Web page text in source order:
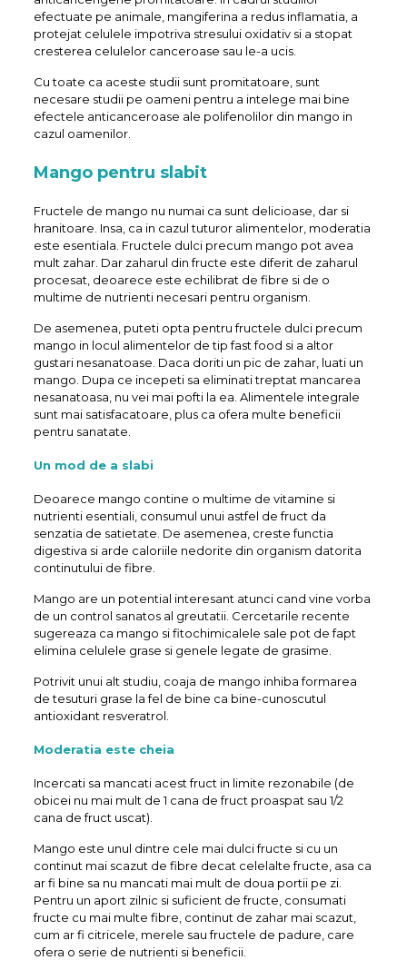
efectuate pe animale, mangiferina a redus inflamatia, a
protejat celulele impotriva stresului oxidativ si a stopat
cresterea celulelor canceroase sau le-a ucis.
Cu toate ca aceste studii sunt promitatoare, sunt
necesare studii pe oameni pentru a intelege mai bine
efectele anticanceroase ale polifenolilor din mango in
cazul oamenilor.
Mango pentru slabit
Fructele de mango nu numai ca sunt delicioase, dar si
hranitoare. Insa, ca in cazul tuturor alimentelor, moderatia
este esentiala. Fructele dulci precum mango pot avea
mult zahar. Dar zaharul din fructe este diferit de zaharul
procesat, deoarece este echilibrat de fibre si de o
multime de nutrienti necesari pentru organism.
De asemenea, puteti opta pentru fructele dulci precum
mango in locul alimentelor de tip fast food si a altor
gustari nesanatoase. Daca doriti un pic de zahar, luati un
mango. Dupa ce incepeti sa eliminati treptat mancarea
nesanatoasa, nu vei mai pofti la ea. Alimentele integrale
sunt mai satisfacatoare, plus ca ofera multe beneficii
pentru sanatate.
Un mod de a slabi
Deoarece mango contine o multime de vitamine si
nutrienti esentiali, consumul unui astfel de fruct da
senzatia de satietate. De asemenea, creste functia
digestiva si arde caloriile nedorite din organism datorita
continutului de fibre.
Mango are un potential interesant atunci cand vine vorba
de un control sanatos al greutatii. Cercetarile recente
sugereaza ca mango si fitochimicalele sale pot de fapt
elimina celulele grase si genele legate de grasime.
Potrivit unui alt studiu, coaja de mango inhiba formarea
de tesuturi grase la fel de bine ca bine-cunoscutul
antioxidant resveratrol.
Moderatia este cheia
Incercati sa mancati acest fruct in limite rezonabile (de
obicei nu mai mult de 1 cana de fruct proaspat sau 1/2
cana de fruct uscat).
Mango este unul dintre cele mai dulci fructe si cu un
continut mai scazut de fibre decat celelalte fructe, asa ca
ar fi bine sa nu mancati mai mult de doua portii pe zi.
Pentru un aport zilnic si suficient de fructe, consumati
fructe cu mai multe fibre, continut de zahar mai scazut,
cum ar fi citricele, merele sau fructele de padure, care
ofera o serie de nutrienti si beneficii.